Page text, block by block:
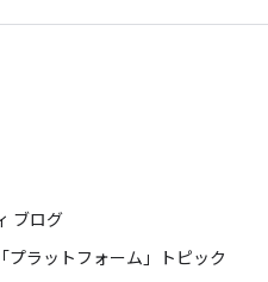
ブログ
プラットフォーム」トピック